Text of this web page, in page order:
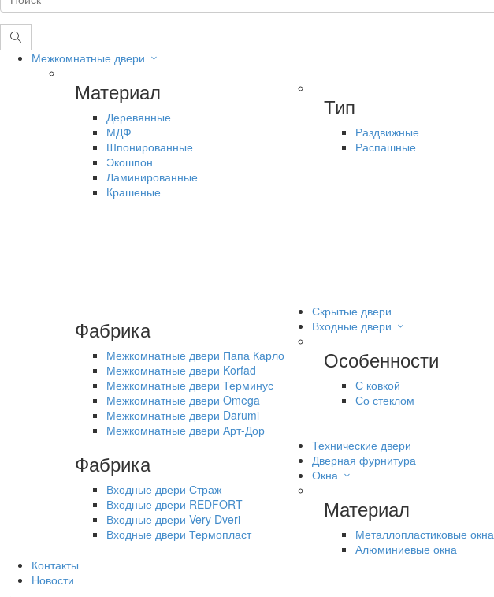
Межкомнатные двери
Материал
Деревянные
МДФ
Шпонированные
Экошпон
Ламинированные
Крашеные
Тип
Раздвижные
Распашные
Фабрика
Межкомнатные двери Папа Карло
Межкомнатные двери Korfad
Межкомнатные двери Терминус
Межкомнатные двери Omega
Межкомнатные двери Darumi
Межкомнатные двери Арт-Дор
Скрытые двери
Входные двери
Особенности
С ковкой
Со стеклом
Фабрика
Входные двери Страж
Входные двери REDFORT
Входные двери Very Dveri
Входные двери Термопласт
Технические двери
Дверная фурнитура
Окна
Материал
Металлопластиковые окна
Алюминиевые окна
Контакты
Новости